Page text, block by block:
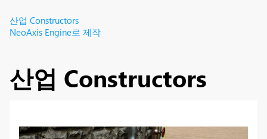
산업 Constructors
NeoAxis Engine로 제작
산업 Constructors